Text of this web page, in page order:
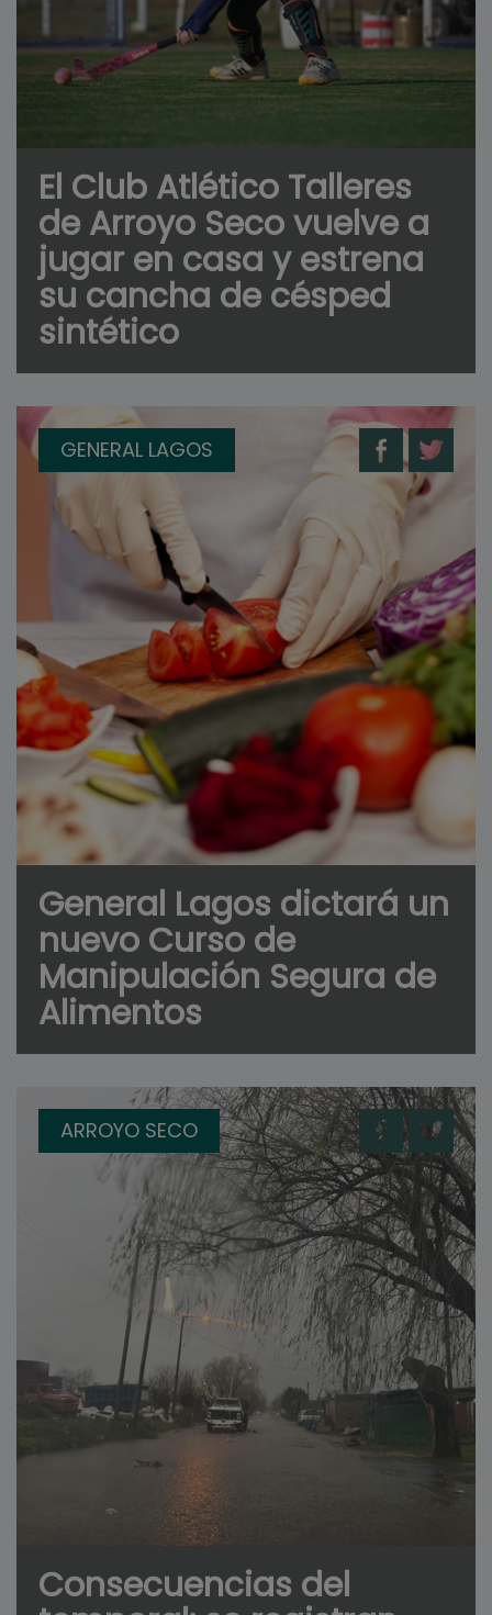
El Club Atlético Talleres
de Arroyo Seco vuelve a
jugar en casa y estrena
su cancha de césped
sintético
GENERAL LAGOS
General Lagos dictará un
nuevo Curso de
Manipulación Segura de
Alimentos
ARROYO SECO
Consecuencias del